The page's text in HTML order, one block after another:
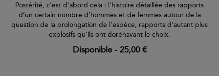
Postérité, c'est d'abord cela : l’histoire détaillée des rapports
d’un certain nombre d’hommes et de femmes autour de la
question de la prolongation de l’espèce, rapports d’autant plus
explosifs qu’ils ont dorénavant le choix.
Disponible- 25,00 €